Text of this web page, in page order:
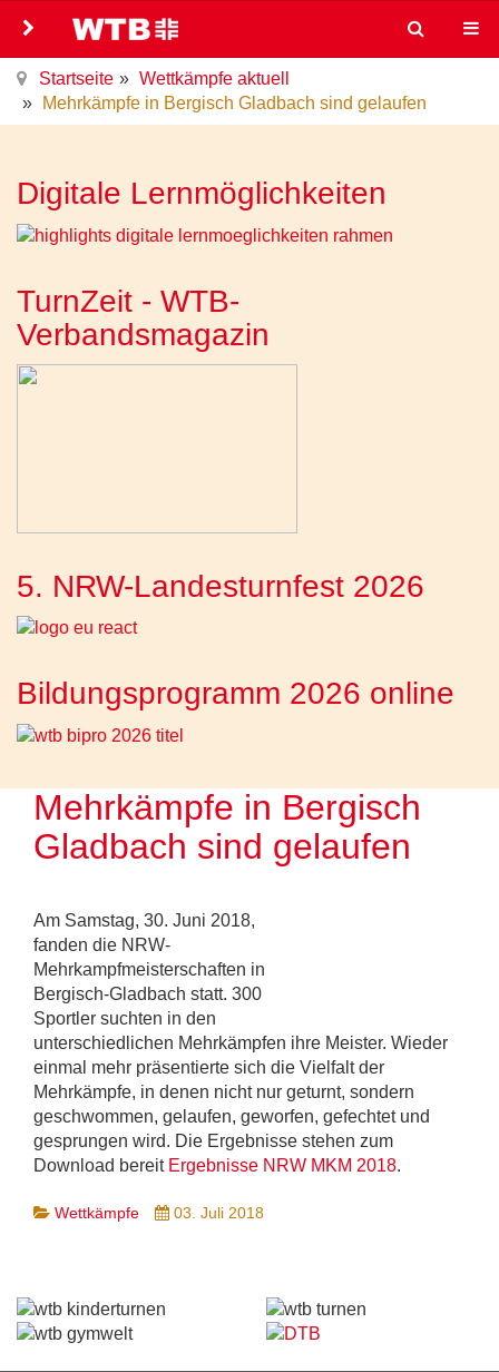
Startseite
Wettkämpfe aktuell
Mehrkämpfe in Bergisch Gladbach sind gelaufen
Digitale Lernmöglichkeiten
TurnZeit - WTB-
Verbandsmagazin
5. NRW-Landesturnfest 2026
Bildungsprogramm 2026 online
Mehrkämpfe in Bergisch
Gladbach sind gelaufen
Am Samstag, 30. Juni 2018,
fanden die NRW-
Mehrkampfmeisterschaften in
Bergisch-Gladbach statt. 300
Sportler suchten in den
unterschiedlichen Mehrkämpfen ihre Meister. Wieder
einmal mehr präsentierte sich die Vielfalt der
Mehrkämpfe, in denen nicht nur geturnt, sondern
geschwommen, gelaufen, geworfen, gefechtet und
gesprungen wird. Die Ergebnisse stehen zum
Download bereit Ergebnisse NRW MKM 2018.
Wettkämpfe 03. Juli 2018